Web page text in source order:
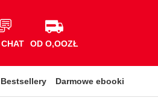
OD O,OOZŁ
Bestsellery Darmowe ebooki